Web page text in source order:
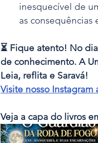
inesquecível de
as
⏳ Fique atento! No
de conhecimento. A
Leia, reflita e Saravá!
Visite nosso
Veja a capa do livros